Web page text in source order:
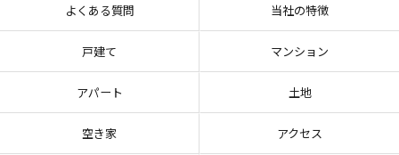
よくある質問 当社の特徴
戸建て マンション
アパート 土地
空き家 アクセス